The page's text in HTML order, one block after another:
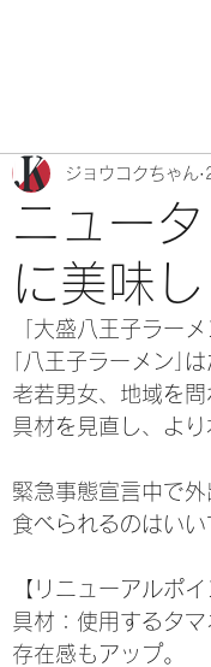
ニュー
に美味
ジョウコクちゃん
「大盛八王子ラー
｢八王子ラーメン｣
老若男女、地域を
具材を見直し、よ
緊急事態宣言中で
食べられるのはい
【リニューアルポ
具材：使用するタ
存在感もアップ。